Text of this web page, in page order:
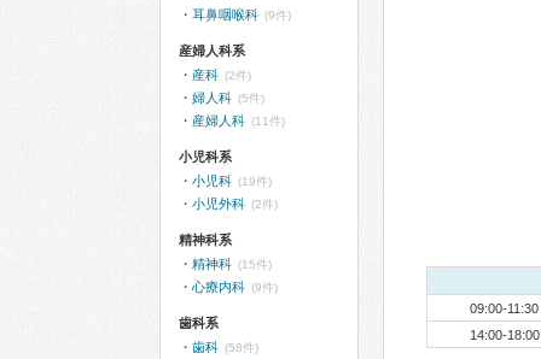
09:00-11:30
14:00-18:00
耳鼻咽喉科 (9件)
産婦人科系
産科 (2件)
婦人科 (5件)
産婦人科 (11件)
小児科系
小児科 (19件)
小児外科 (2件)
精神科系
精神科 (15件)
心療内科 (9件)
歯科系
歯科 (58件)